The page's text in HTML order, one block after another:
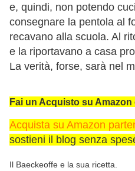
e, quindi, non potendo
consegnare la pentola al
recavano alla scuola. Al
e la riportavano a casa
La verità, forse, sarà nel
Fai un Acquisto su
Acquista su Amazon
sostieni il blog senza
Il Baeckeoffe e la sua ricetta.